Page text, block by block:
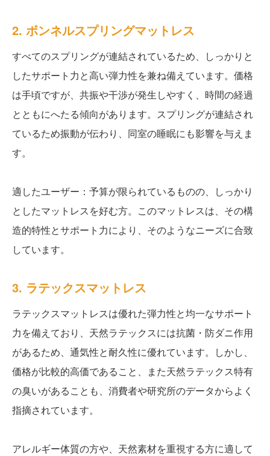
2. ボンネルスプリングマットレス
すべてのスプリングが連結されているため、しっかりと
したサポート力と高い弾力性を兼ね備えています。価格
は手頃ですが、共振や干渉が発生しやすく、時間の経過
とともにへたる傾向があります。スプリングが連結され
ているため振動が伝わり、同室の睡眠にも影響を与えま
す。
適したユーザー：予算が限られているものの、しっかり
としたマットレスを好む方。このマットレスは、その構
造的特性とサポート力により、そのようなニーズに合致
しています。
3. ラテックスマットレス
ラテックスマットレスは優れた弾力性と均一なサポート
力を備えており、天然ラテックスには抗菌・防ダニ作用
があるため、通気性と耐久性に優れています。しかし、
価格が比較的高価であること、また天然ラテックス特有
の臭いがあることも、消費者や研究所のデータからよく
指摘されています。
アレルギー体質の方や、天然素材を重視する方に適して